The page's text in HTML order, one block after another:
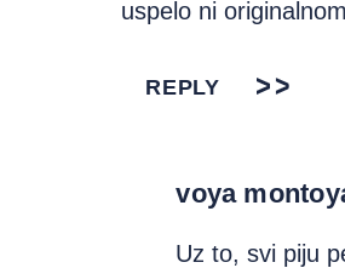
uspelo ni
REPLY
voya
Uz to, svi piju